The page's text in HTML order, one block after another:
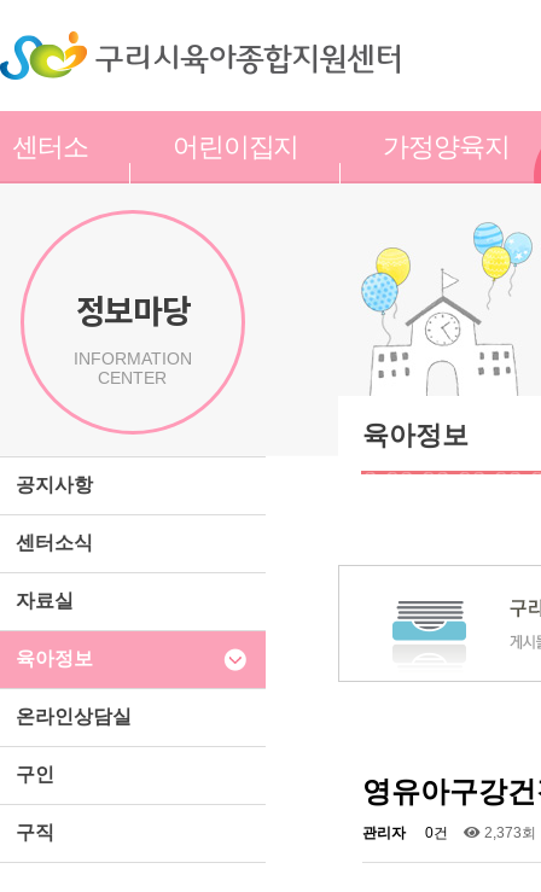
센터소
어린이집지
가정양육지
정보마당
INFORMATION
CENTER
공지사항
센터소식
자료실
육아정보
온라인상담실
구인
구직
육아정보
영유아구강
관리자 0건 2,373회